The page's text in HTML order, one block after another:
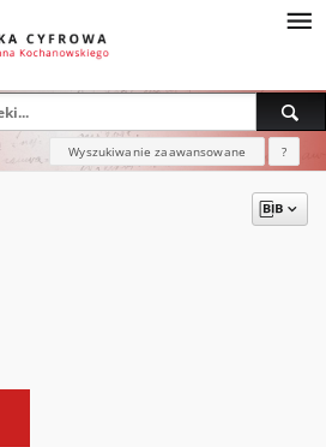
Wyszukiwanie zaawansowane ?